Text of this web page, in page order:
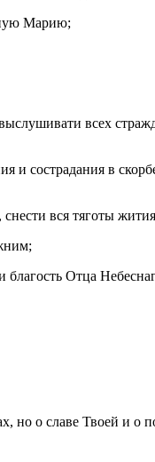
Марию;
всех
и сострадания в
вся тяготы
Отца
но о славе Твоей и о